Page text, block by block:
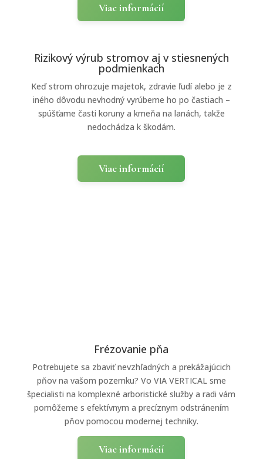
Viac informácií
Rizikový výrub stromov aj v stiesnených
podmienkach
Keď strom ohrozuje majetok, zdravie ľudí alebo je z
iného dôvodu nevhodný vyrúbeme ho po častiach –
spúšťame časti koruny a kmeňa na lanách, takže
nedochádza k škodám.
Viac informácií
Frézovanie pňa
Potrebujete sa zbaviť nevzhľadných a prekážajúcich
pňov na vašom pozemku? Vo VIA VERTICAL sme
špecialisti na komplexné arboristické služby a radi vám
pomôžeme s efektívnym a precíznym odstránením
pňov pomocou modernej techniky.
Viac informácií